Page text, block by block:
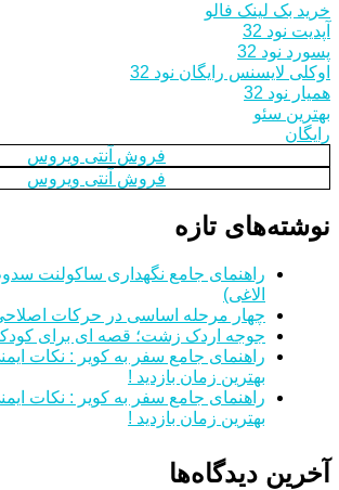
خرید بک لینک فالو
آپدیت نود 32
پسورد نود 32
اوکلی لایسنس رایگان نود 32
همیار نود 32
بهترین سئو
رایگان
فروش آنتی ویروس
فروش آنتی ویروس
نوشته‌های تازه
راهنمای جامع نگهداری ساکولنت
الاغی)
چهار مرحله اساسی در حرکات اصلاحی:
جوجه اردک زشت؛ قصه ای برای
راهنمای جامع سفر به کویر : نکات
بهترین زمان بازدید !
راهنمای جامع سفر به کویر : نکات
بهترین زمان بازدید !
آخرین دیدگاه‌ها